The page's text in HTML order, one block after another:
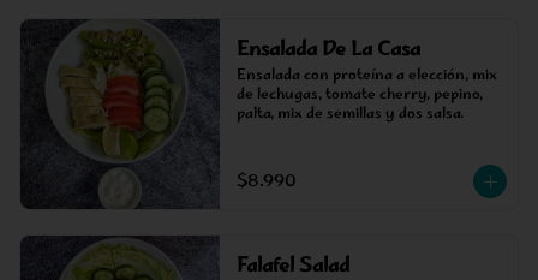
Ensalada De La Casa
Ensalada con proteína a elección, mix
de lechugas, tomate cherry, pepino,
palta, mix de semillas y dos salsa.
$8.990
Falafel Salad